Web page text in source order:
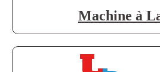
Machine à